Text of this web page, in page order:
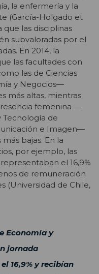
la enfermería y la
(García-Holgado et
que las disciplinas
subvaloradas por el
En 2014, la
las facultades con
las de Ciencias
y Negocios—
más altas, mientras
femenina —
de
e Imagen—
bajas. En la
por ejemplo, las
el 16,9%
de remuneración
(Universidad de Chile,
Economía y
jornada
16,9% y recibían